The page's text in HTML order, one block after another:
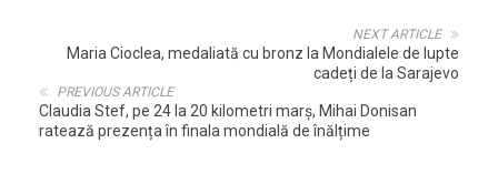
NEXT ARTICLE
Maria Cioclea, medaliată cu bronz la Mondialele de lupte
cadeți de la Sarajevo
PREVIOUS ARTICLE
Claudia Stef, pe 24 la 20 kilometri marș, Mihai Donisan
ratează prezența în finala mondială de înălțime